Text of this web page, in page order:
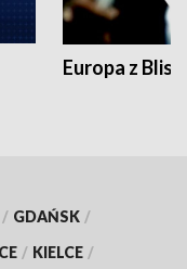
Europa z
/ GDAŃSK /
/ KIELCE /